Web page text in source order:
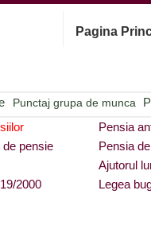
Pagina
Punctaj grupa de munca
Pensia
pensie
Pensia
Ajutorul
2000 Legea